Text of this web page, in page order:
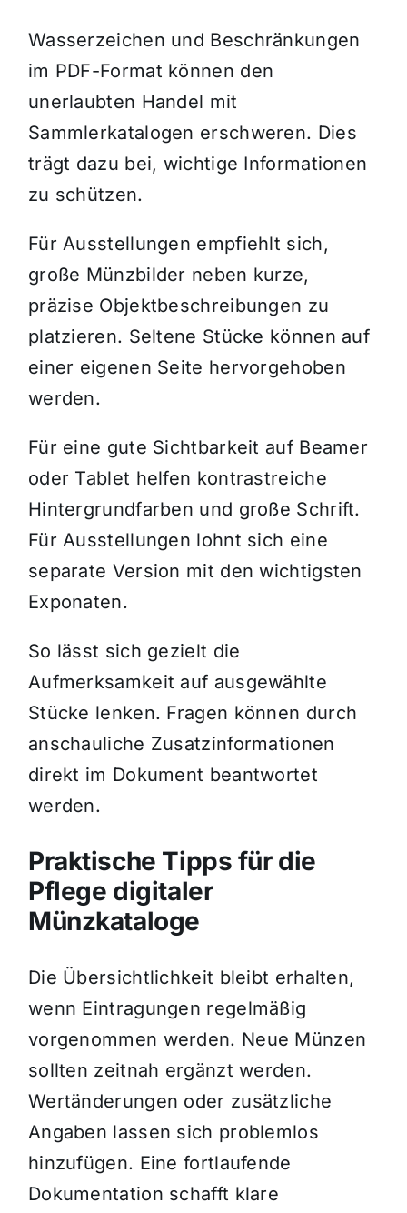
Wasserzeichen und Beschränkungen
im PDF-Format können den
unerlaubten Handel mit
Sammlerkatalogen erschweren. Dies
trägt dazu bei, wichtige Informationen
zu schützen.
Für Ausstellungen empfiehlt sich,
große Münzbilder neben kurze,
präzise Objektbeschreibungen zu
platzieren. Seltene Stücke können auf
einer eigenen Seite hervorgehoben
werden.
Für eine gute Sichtbarkeit auf Beamer
oder Tablet helfen kontrastreiche
Hintergrundfarben und große Schrift.
Für Ausstellungen lohnt sich eine
separate Version mit den wichtigsten
Exponaten.
So lässt sich gezielt die
Aufmerksamkeit auf ausgewählte
Stücke lenken. Fragen können durch
anschauliche Zusatzinformationen
direkt im Dokument beantwortet
werden.
Praktische Tipps für die
Pflege digitaler
Münzkataloge
Die Übersichtlichkeit bleibt erhalten,
wenn Eintragungen regelmäßig
vorgenommen werden. Neue Münzen
sollten zeitnah ergänzt werden.
Wertänderungen oder zusätzliche
Angaben lassen sich problemlos
hinzufügen. Eine fortlaufende
Dokumentation schafft klare